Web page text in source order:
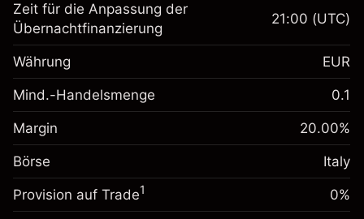
Margin. Ihre Investition
€1,000.00
Anpassung der
Übernachtfinanzierung
fremdfinanzierten
(-€0.87)
Positionsgröße mit Hebelwirkung
~€5,000.00
Geld aus Hebelwirkung ~
Margin. Ihre Investition
€1,000.00
Anpassung der
Gebühren aus
fremdfinanzierten
Positionswert
-0.004915
%
(-€0.25)
Zeit für die Anpassung der
Übernachtfinanzierung
21:00 (UTC)
Währung EUR
Mind.-Handelsmenge 0.1
Margin 20.00%
Börse Italy
Provision auf Trade1 0%